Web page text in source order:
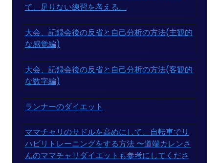
て、足りない練習を考える。
大会、記録会後の反省と自己分析の方法(主観的
な感覚編)
大会、記録会後の反省と自己分析の方法(客観的
な数字編)
ランナーのダイエット
ママチャリのサドルを高めにして、自転車でリ
ハビリトレーニングをする方法 〜道端カレンさ
んのママチャリダイエットも参考にしてくださ